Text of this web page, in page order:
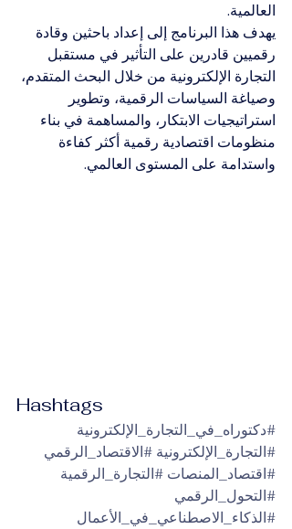
العالمية.
يهدف هذا البرنامج إلى إعداد باحثين وقادة
رقميين قادرين على التأثير في مستقبل
التجارة الإلكترونية من خلال البحث المتقدم،
وصياغة السياسات الرقمية، وتطوير
استراتيجيات الابتكار، والمساهمة في بناء
منظومات اقتصادية رقمية أكثر كفاءة
واستدامة على المستوى العالمي.
Hashtags
#دكتوراه_في_التجارة_الإلكترونية
#التجارة_الإلكترونية #الاقتصاد_الرقمي
#اقتصاد_المنصات #التجارة_الرقمية
#التحول_الرقمي
#الذكاء_الاصطناعي_في_الأعمال